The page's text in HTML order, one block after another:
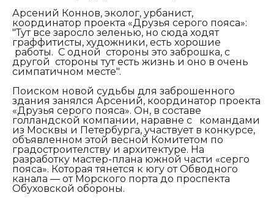
Арсений Коннов, эколог, урбанист,
координатор проекта «Друзья серого пояса»:
"Тут все заросло зеленью, но сюда ходят
граффитисты, художники, есть хорошие
работы. С одной стороны это заброшка, с
другой стороны тут есть жизнь и оно в очень
симпатичном месте".
Поиском новой судьбы для заброшенного
здания занялся Арсений, координатор проекта
«Друзья серого пояса». Он, в составе
голландской компании, наравне с командами
из Москвы и Петербурга, участвует в конкурсе,
объявленном этой весной Комитетом по
градостроителству и архитектуре. На
разработку мастер-плана южной части «серго
пояса». Которая тянется к югу от Обводного
канала — от Морского порта до проспекта
Обуховской обороны.